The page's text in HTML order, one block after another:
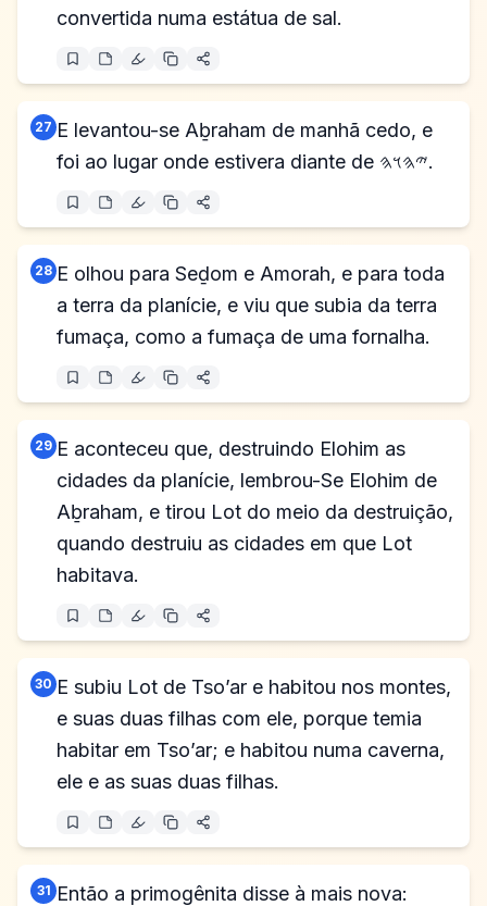
convertida numa estátua de sal.
27 E levantou-se Aḇraham de manhã cedo, e
foi ao lugar onde estivera diante de 𐤉𐤄𐤅𐤄.
28 E olhou para Seḏom e Amorah, e para toda
a terra da planície, e viu que subia da terra
fumaça, como a fumaça de uma fornalha.
29 E aconteceu que, destruindo Elohim as
cidades da planície, lembrou-Se Elohim de
Aḇraham, e tirou Lot do meio da destruição,
quando destruiu as cidades em que Lot
habitava.
30 E subiu Lot de Tso’ar e habitou nos montes,
e suas duas filhas com ele, porque temia
habitar em Tso’ar; e habitou numa caverna,
ele e as suas duas filhas.
31 Então a primogênita disse à mais nova: